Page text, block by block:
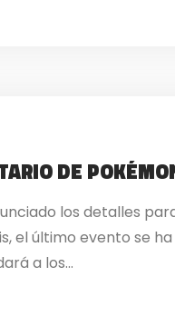
DE
los detalles
el último evento se
a los...